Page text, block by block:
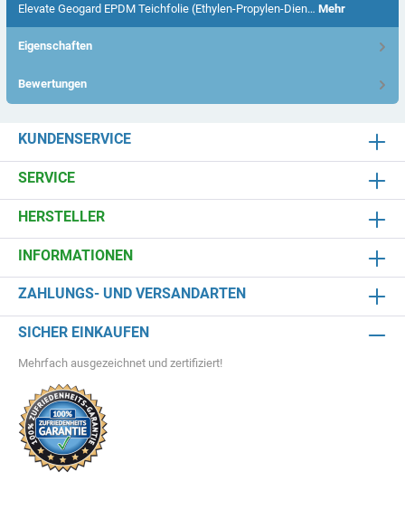
Elevate Geogard EPDM Teichfolie (Ethylen-Propylen-Dien… Mehr
Eigenschaften
Bewertungen
KUNDENSERVICE
SERVICE
HERSTELLER
INFORMATIONEN
ZAHLUNGS- UND VERSANDARTEN
SICHER EINKAUFEN
Mehrfach ausgezeichnet und zertifiziert!